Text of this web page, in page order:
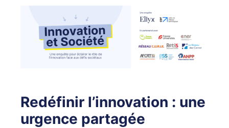
Redéfinir l’innovation : une
urgence partagée